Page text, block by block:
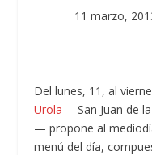
11 marzo,
Del lunes, 11, al
Urola —San Juan de
— propone al
menú del día,